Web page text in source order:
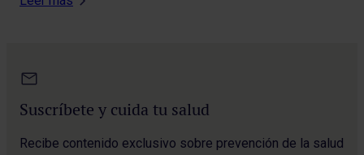
Suscríbete y cuida tu salud
Recibe contenido exclusivo sobre prevención de la salud